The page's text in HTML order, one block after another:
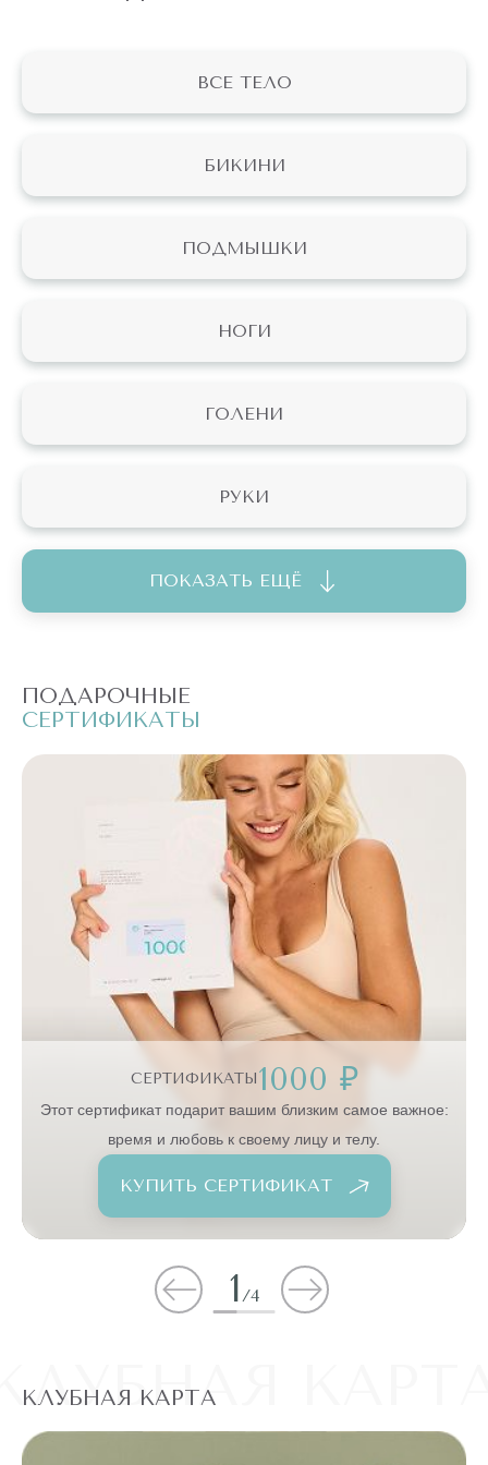
ВСЕ ТЕЛО
БИКИНИ
ПОДМЫШКИ
НОГИ
ГОЛЕНИ
РУКИ
ПОКАЗАТЬ ЕЩЁ
ПОДАРОЧНЫЕ
СЕРТИФИКАТЫ
СЕРТИФИКАТЫ1000 ₽
Этот сертификат подарит вашим близким самое важное:
время и любовь к своему лицу и телу.
КУПИТЬ СЕРТИФИКАТ
1/4
КЛУБНАЯ КАРТА